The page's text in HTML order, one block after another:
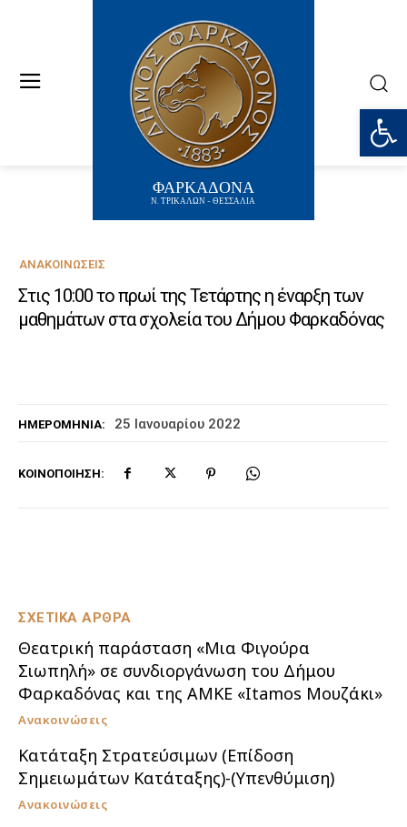
ΦΑΡΚΑΔΟΝΑ
Ν. ΤΡΙΚΑΛΩΝ - ΘΕΣΣΑΛΙΑ
ΗΜΕΡΟΜΗΝΊΑ: 25 Ιανουαρίου 2022
ΚΟΙΝΟΠΟΊΗΣΗ:
ΑΝΑΚΟΙΝΏΣΕΙΣ
Στις 10:00 το πρωί της Τετάρτης η έναρξη των
μαθημάτων στα σχολεία του Δήμου Φαρκαδόνας
ΣΧΕΤΙΚΑ ΑΡΘΡΑ
Θεατρική παράσταση «Μια Φιγούρα
Σιωπηλή» σε συνδιοργάνωση του Δήμου
Φαρκαδόνας και της ΑΜΚΕ «Itamos Μουζάκι»
Ανακοινώσεις
Κατάταξη Στρατεύσιμων (Επίδοση
Σημειωμάτων Κατάταξης)-(Υπενθύμιση)
Ανακοινώσεις